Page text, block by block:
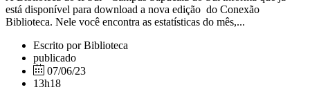
está disponível para download a nova edição do Conexão
Biblioteca. Nele você encontra as estatísticas do mês,...
Escrito por Biblioteca
publicado
07/06/23
13h18